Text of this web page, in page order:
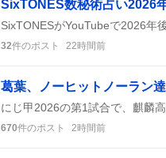
32件のポスト 22時間前
670件のポスト 2時間前